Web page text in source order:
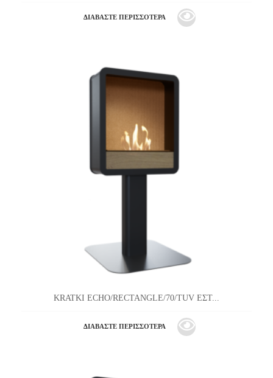
ΔΙΑΒΆΣΤΕ ΠΕΡΙΣΣΌΤΕΡΑ
KRATKI ECHO/RECTANGLE/70/TUV ΕΣΤ...
ΔΙΑΒΆΣΤΕ ΠΕΡΙΣΣΌΤΕΡΑ